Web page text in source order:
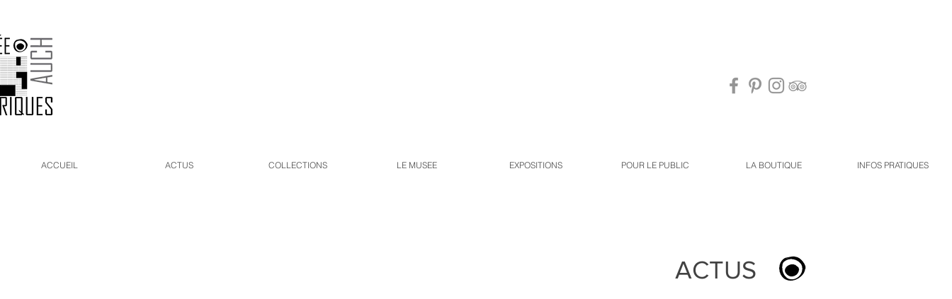
ACCUEIL ACTUS COLLECTIONS LE MUSEE EXPOSITIONS POUR LE PUBLIC LA BOUTIQUE INFOS PRATIQUES
ACTUS